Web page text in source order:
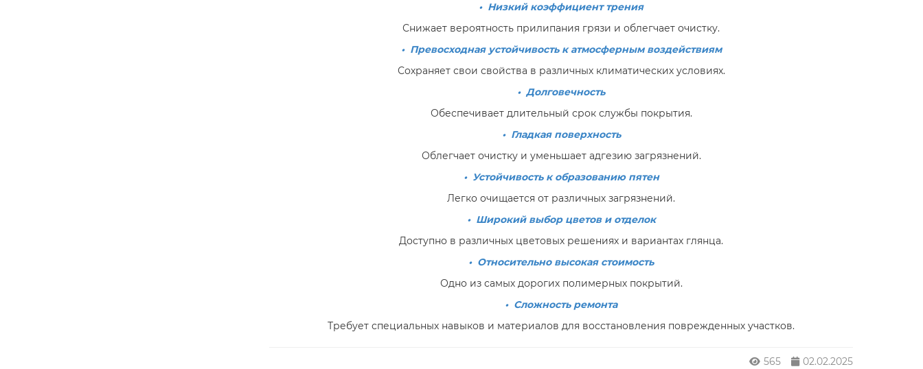
• Низкий коэффициент трения
Снижает вероятность прилипания грязи и облегчает очистку.
• Превосходная устойчивость к атмосферным воздействиям
Сохраняет свои свойства в различных климатических условиях.
• Долговечность
Обеспечивает длительный срок службы покрытия.
• Гладкая поверхность
Облегчает очистку и уменьшает адгезию загрязнений.
• Устойчивость к образованию пятен
Легко очищается от различных загрязнений.
• Широкий выбор цветов и отделок
Доступно в различных цветовых решениях и вариантах глянца.
• Относительно высокая стоимость
Одно из самых дорогих полимерных покрытий.
• Сложность ремонта
Требует специальных навыков и материалов для восстановления поврежденных участков.
565 02.02.2025